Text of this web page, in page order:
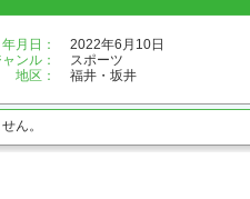
年月日：
2022年6月10日
ンル：
スポーツ
地区：
福井・坂井
ん。